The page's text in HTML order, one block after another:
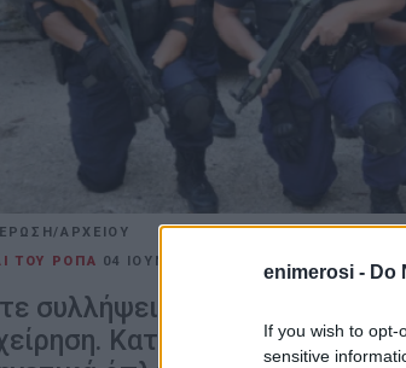
enimerosi - Do
If you wish to
sensitive
ΑΡΧΕΙΟΥ
ΤΟΥ ΡΟΠΑ 04 ΙΟΥΝΊΟΥ 2026 17:59 ΕΛΕΝΗ
συλλήψεις στο Λιβάδι Ρόπα
Κατασχέθηκαν